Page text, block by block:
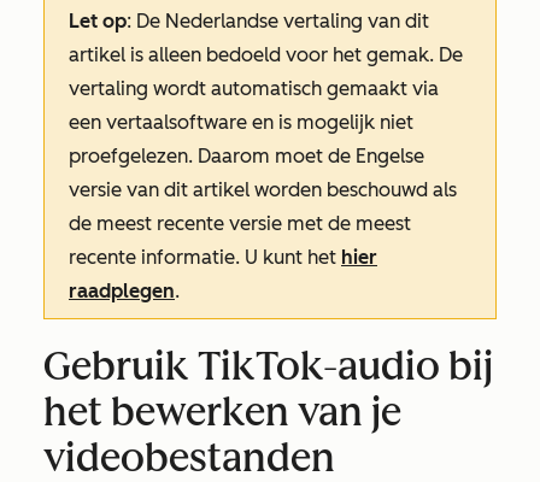
Let op: De Nederlandse vertaling van dit
artikel is alleen bedoeld voor het gemak. De
vertaling wordt automatisch gemaakt via
een vertaalsoftware en is mogelijk niet
proefgelezen. Daarom moet de Engelse
versie van dit artikel worden beschouwd als
de meest recente versie met de meest
recente informatie. U kunt het hier
raadplegen.
Gebruik TikTok-audio bij
het bewerken van je
videobestanden